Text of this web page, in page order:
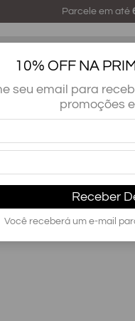
10% OFF NA
seu email para
promoções
Receber
Você receberá um e-mail
Parcele em até
Closet Decoração